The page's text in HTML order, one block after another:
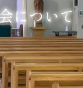
について